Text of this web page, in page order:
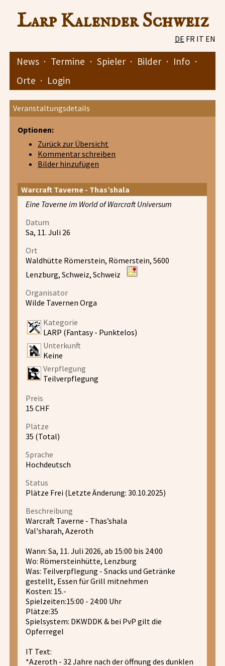
Larp Kalender Schweiz
DE FR IT EN
News · Termine · Spieler · Bilder · Info ·
Orte · Login
Veranstaltungsdetails
Optionen:
Zurück zur Übersicht
Kommentar schreiben
Bilder hinzufügen
Warcraft Taverne - Thas’shala
Eine Taverne im World of Warcraft Universum
Datum
Sa, 11. Juli 26
Ort
Waldhütte Römerstein, Römerstein, 5600
Lenzburg, Schweiz, Schweiz
Organisator
Wilde Tavernen Orga
Kategorie
LARP (Fantasy - Punktelos)
Unterkunft
Keine
Verpflegung
Teilverpflegung
Preis
15 CHF
Plätze
35 (Total)
Sprache
Hochdeutsch
Status
Plätze Frei (Letzte Änderung: 30.10.2025)
Beschreibung
Warcraft Taverne - Thas’shala
Val'sharah, Azeroth
Wann: Sa, 11. Juli 2026, ab 15:00 bis 24:00
Wo: Römersteinhütte, Lenzburg
Was: Teilverpflegung - Snacks und Getränke
gestellt, Essen für Grill mitnehmen
Kosten: 15.-
Spielzeiten:15:00 - 24:00 Uhr
Plätze:35
Spielsystem: DKWDDK & bei PvP gilt die
Opferregel
IT Text:
*Azeroth - 32 Jahre nach der öffnung des dunklen